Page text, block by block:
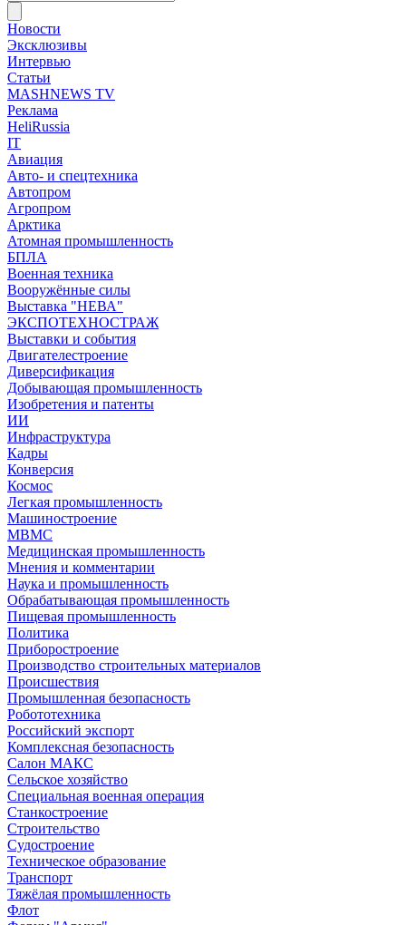
Новости
Эксклюзивы
Интервью
Статьи
MASHNEWS TV
Реклама
HeliRussia
IT
Авиация
Авто- и спецтехника
Автопром
Агропром
Арктика
Атомная промышленность
БПЛА
Военная техника
Вооружённые силы
Выставка "НЕВА"
ЭКСПОТЕХНОСТРАЖ
Выставки и события
Двигателестроение
Диверсификация
Добывающая промышленность
Изобретения и патенты
ИИ
Инфраструктура
Кадры
Конверсия
Космос
Легкая промышленность
Машиностроение
МВМС
Медицинская промышленность
Мнения и комментарии
Наука и промышленность
Обрабатывающая промышленность
Пищевая промышленность
Политика
Приборостроение
Производство строительных материалов
Происшествия
Промышленная безопасность
Робототехника
Российский экспорт
Комплексная безопасность
Салон МАКС
Сельское хозяйство
Специальная военная операция
Станкостроение
Строительство
Судостроение
Техническое образование
Транспорт
Тяжёлая промышленность
Флот